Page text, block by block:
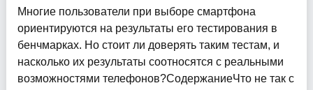
Многие пользователи при выборе смартфона
ориентируются на результаты его тестирования в
бенчмарках. Но стоит ли доверять таким тестам, и
насколько их результаты соотносятся с реальными
возможностями телефонов?СодержаниеЧто не так с